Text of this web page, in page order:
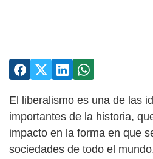
El liberalismo es una de las
importantes de la historia,
impacto en la forma en que
sociedades de todo el